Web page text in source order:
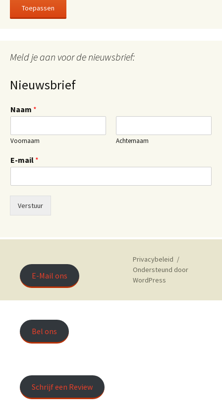
Toepassen
Meld je aan voor de nieuwsbrief:
Nieuwsbrief
Naam *
Voornaam Achternaam
E-mail *
Verstuur
E-Mail ons
Bel ons
Schrijf een Review
Privacybeleid
Ondersteund door
WordPress